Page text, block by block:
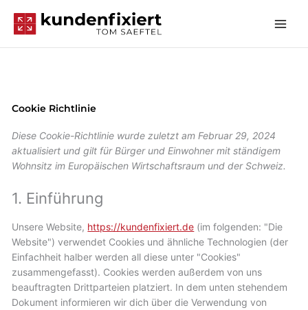
Inhalt
springen
Cookie Richtlinie
Diese Cookie-Richtlinie wurde zuletzt am Februar 29, 2024
aktualisiert und gilt für Bürger und Einwohner mit ständigem
Wohnsitz im Europäischen Wirtschaftsraum und der Schweiz.
1. Einführung
Unsere Website, https://kundenfixiert.de (im folgenden: "Die
Website") verwendet Cookies und ähnliche Technologien (der
Einfachheit halber werden all diese unter "Cookies"
zusammengefasst). Cookies werden außerdem von uns
beauftragten Drittparteien platziert. In dem unten stehendem
Dokument informieren wir dich über die Verwendung von
Consent
to
service
Consent
to
service
Consent
to
service
Vorlieben